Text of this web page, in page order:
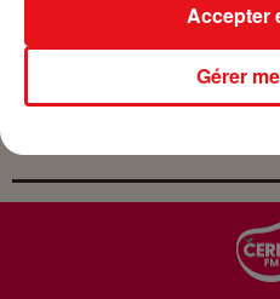
INAVOUABLE avec Michel Leeb
Crédit :
Gérer
Accepter